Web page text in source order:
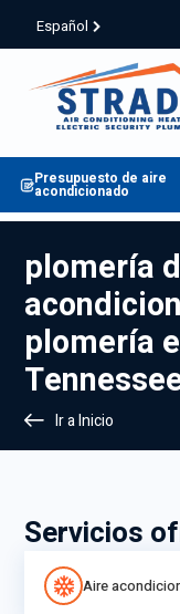
Español
Presupuesto de aire
acondicionado
plomería
plomería
Ir a Inicio
Servicios
Aire